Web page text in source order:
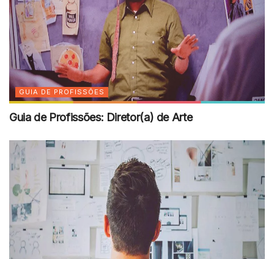
GUIA DE PROFISSÕES
Guia de Profissões: Diretor(a) de Arte